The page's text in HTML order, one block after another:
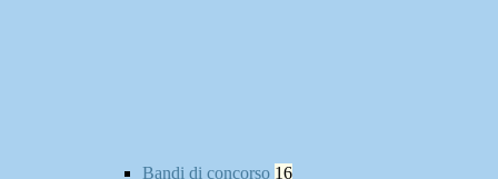
Bandi di concorso 16